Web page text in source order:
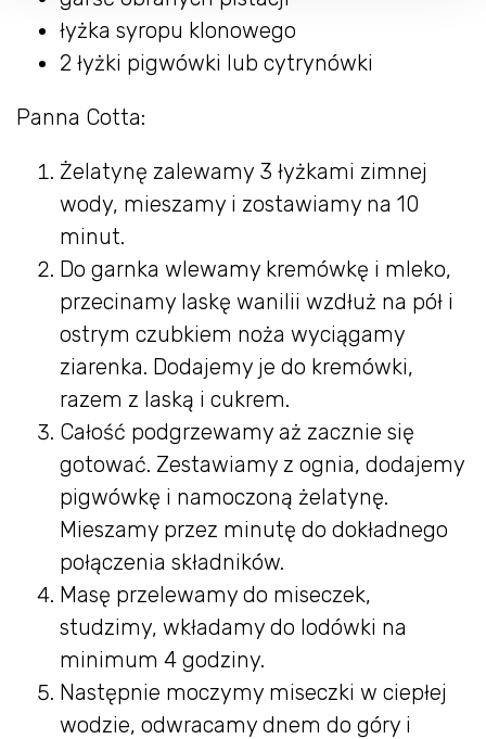
łyżka syropu klonowego
2 łyżki pigwówki lub cytrynówki
Panna Cotta:
Żelatynę zalewamy 3 łyżkami zimnej
wody, mieszamy i zostawiamy na 10
minut.
Do garnka wlewamy kremówkę i mleko,
przecinamy laskę wanilii wzdłuż na pół i
ostrym czubkiem noża wyciągamy
ziarenka. Dodajemy je do kremówki,
razem z laską i cukrem.
Całość podgrzewamy aż zacznie się
gotować. Zestawiamy z ognia, dodajemy
pigwówkę i namoczoną żelatynę.
Mieszamy przez minutę do dokładnego
połączenia składników.
Masę przelewamy do miseczek,
studzimy, wkładamy do lodówki na
minimum 4 godziny.
Następnie moczymy miseczki w ciepłej
wodzie, odwracamy dnem do góry i